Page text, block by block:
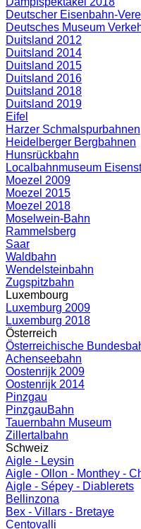
Deutscher Eisenbahn-
Deutsches Museum
Duitsland 2012
Duitsland 2014
Duitsland 2015
Duitsland 2016
Duitsland 2018
Duitsland 2019
Eifel
Harzer Schmalspurbahnen
Heidelberger Bergbahnen
Hunsrückbahn
Localbahnmuseum
Moezel 2009
Moezel 2015
Moezel 2018
Moselwein-Bahn
Rammelsberg
Saar
Waldbahn
Wendelsteinbahn
Zugspitzbahn
Luxembourg
Luxemburg 2009
Luxemburg 2018
Österreich
Österreichische
Achenseebahn
Oostenrijk 2009
Oostenrijk 2014
Pinzgau
PinzgauBahn
Tauernbahn Museum
Zillertalbahn
Schweiz
Aigle - Leysin
Aigle - Ollon - Monthey -
Aigle - Sépey - Diablerets
Bellinzona
Bex - Villars - Bretaye
Centovalli